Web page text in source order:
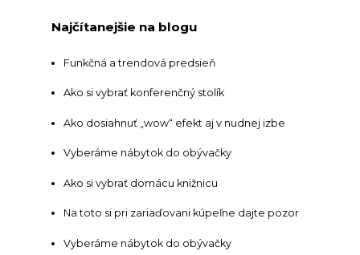
Najčítanejšie na blogu
Funkčná a trendová predsieň
Ako si vybrať konferenčný stolík
Ako dosiahnuť „wow“ efekt aj v nudnej izbe
Vyberáme nábytok do obývačky
Ako si vybrať domácu knižnicu
Na toto si pri zariaďovani kúpeľne dajte pozor
Vyberáme nábytok do obývačky